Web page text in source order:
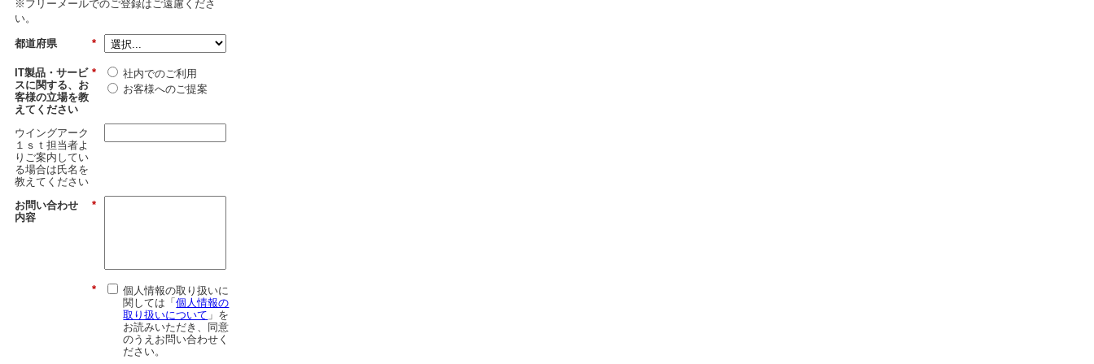
※フリーメールでのご登録はご遠慮くださ
い。
*
都道府県
*
IT製品・サービ
スに関する、お
客様の立場を教
えてください
社内でのご利用
お客様へのご提案
ウイングアーク
１ｓｔ担当者よ
りご案内してい
る場合は氏名を
教えてください
*
お問い合わせ
内容
*
個人情報の取り扱いに
関しては「個人情報の
取り扱いについて 」を
お読みいただき、同意
のうえお問い合わせく
ださい。